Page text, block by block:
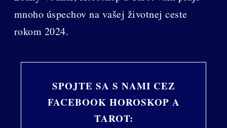
mnoho úspechov na vašej životnej ceste
rokom 2024.
SPOJTE SA S NAMI CEZ
FACEBOOK HOROSKOP A
TAROT: